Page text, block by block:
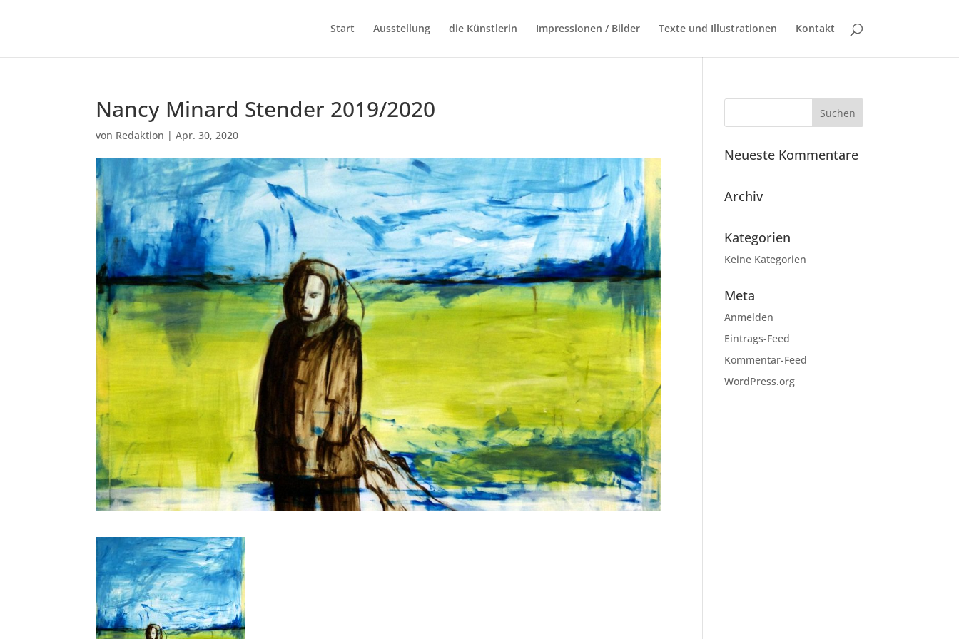
Start Ausstellung die Künstlerin Impressionen / Bilder Texte und Illustrationen Kontakt
Nancy Minard Stender 2019/2020
von Redaktion |Apr. 30, 2020
Neueste Kommentare
Archiv
Kategorien
Keine Kategorien
Meta
Anmelden
Eintrags-Feed
Kommentar-Feed
WordPress.org